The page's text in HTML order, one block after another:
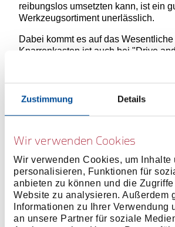
Zustimmung Details
Wir verwenden Cookies
Wir verwenden Cookies, um Inhalte
personalisieren, Funktionen für
anbieten zu können und die
Website zu analysieren. Außerdem
Informationen zu Ihrer Verwendung
an unsere Partner für soziale
reibungslos umsetzten kann, ist ein
Werkzeugsortiment unerlässlich.
Dabei kommt es auf das
Knarrenkasten ist auch bei "Drive
häufigsten in Gebrauch. Damit
Lieblingswerkzeug ist der Maul-
Ringratschenschlüssel. "Einmal